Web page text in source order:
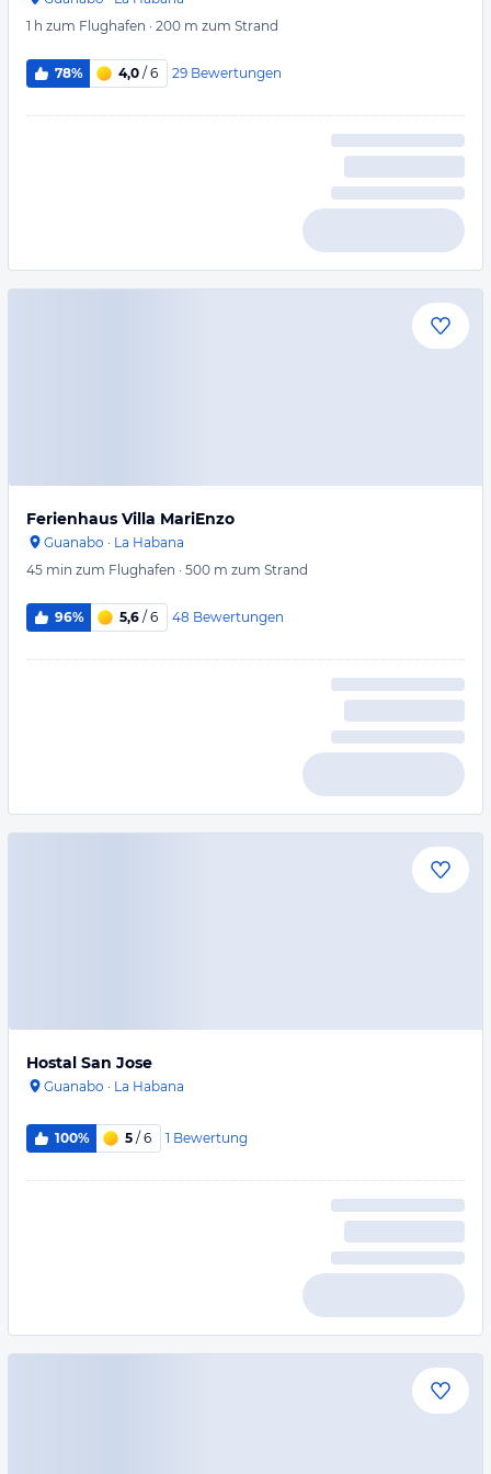
1 h zum Flughafen · 200 m zum Strand
78% 4,0 / 6 29 Bewertungen
Ferienhaus Villa MariEnzo
Guanabo · La Habana
45 min zum Flughafen · 500 m zum Strand
96% 5,6 / 6 48 Bewertungen
Hostal San Jose
Guanabo · La Habana
100% 5 / 6 1 Bewertung